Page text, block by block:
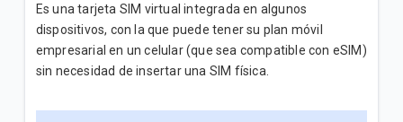
¿Cómo hacer reposición de SIM en Tigo Business
Online? | Empresas
¿Cómo configurar la red WiFi en Tigo Business
Es una tarjeta SIM virtual integrada en algunos
dispositivos, con la que puede tener su plan móvil
empresarial en un celular (que sea compatible con eSIM)
sin necesidad de insertar una SIM física.